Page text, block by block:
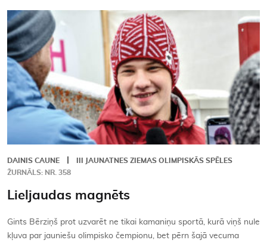
DAINIS CAUNE
III JAUNATNES ZIEMAS OLIMPISKĀS SPĒLES
ŽURNĀLS: NR. 358
Lieljaudas magnēts
Gints Bērziņš prot uzvarēt ne tikai kamaniņu sportā, kurā viņš nule
kļuva par jauniešu olimpisko čempionu, bet pērn šajā vecuma